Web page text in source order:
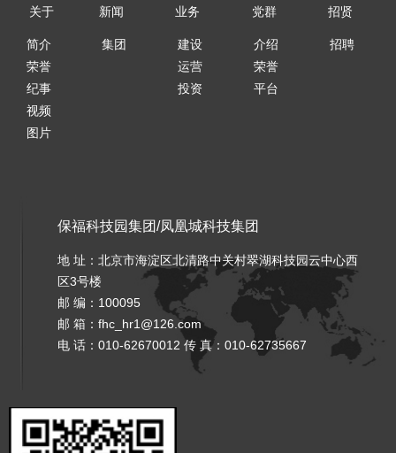
保福科技园集团/凤凰城科技集团
地 址：北京市海淀区北清路中关村翠湖科技园云中心西
区3号楼
邮 编：100095
邮 箱： fhc_hr1@126.com
电 话：010-62670012 传 真：010-62735667
简介
荣誉
纪事
视频
图片
新闻
集团
业务
建设
运营
投资
党群
介绍
荣誉
平台
招贤
招聘
关于